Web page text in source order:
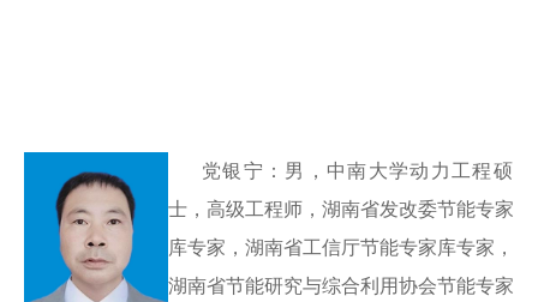
党银宁：男，中南大学动力工程硕
士，高级工程师，湖南省发改委节能专家
库专家，湖南省工信厅节能专家库专家，
湖南省节能研究与综合利用协会节能专家